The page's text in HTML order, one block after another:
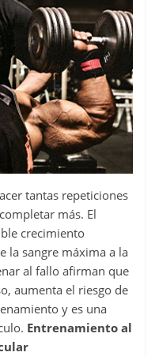
tantas repeticiones
más. El
crecimiento
la sangre máxima a la
al fallo afirman que
aumenta el riesgo de
y es una
Entrenamiento al